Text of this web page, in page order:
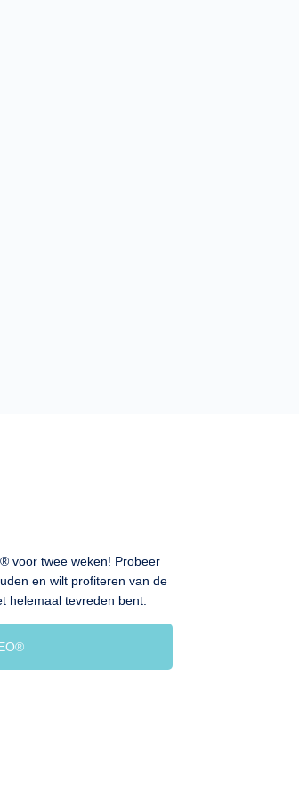
voor twee weken! Probeer
en wilt profiteren van de
helemaal tevreden bent.